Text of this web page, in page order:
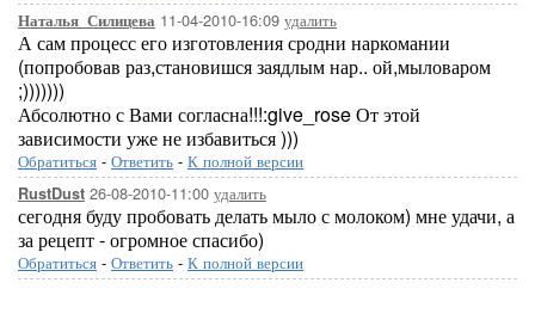
Наталья_Силицева 11-04-2010-16:09 удалить
А сам процесс его изготовления сродни наркомании
(попробовав раз,становишся заядлым нар.. ой,мыловаром
;)))))))
Абсолютно с Вами согласна!!!:give_rose От этой
зависимости уже не избавиться )))
Обратиться - Ответить - К полной версии
RustDust 26-08-2010-11:00 удалить
сегодня буду пробовать делать мыло с молоком) мне удачи, а
за рецепт - огромное спасибо)
Обратиться - Ответить - К полной версии